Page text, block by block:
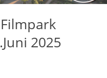
2025